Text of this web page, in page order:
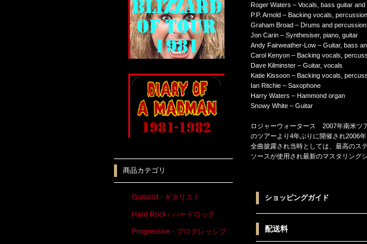
Roger Waters – Vocals, bass guitar
P.P. Arnold – Backing vocals,
Graham Broad – Drums and percussion
Jon Carin – Synthesiser, piano, guitar
Andy Fairweather-Low – Guitar, bass
Carol Kenyon – Backing vocals,
Dave Kilminster – Guitar, vocals
Katie Kissoon – Backing vocals,
Ian Ritchie – Saxophone
Harry Waters – Hammond organ
Snowy White – Guitar
ロジャーウォータース 2007年南米ツ
のツアーより4年ぶりに開催され2006
全曲披露され当時としては、最高のス
ソースが使用され最新のマスタリン
ショッピングガイド
配送料
商品カテゴリ
Guitarist - ギタリスト
Hard Rock - ハードロック
Progressive - プログレッシブ